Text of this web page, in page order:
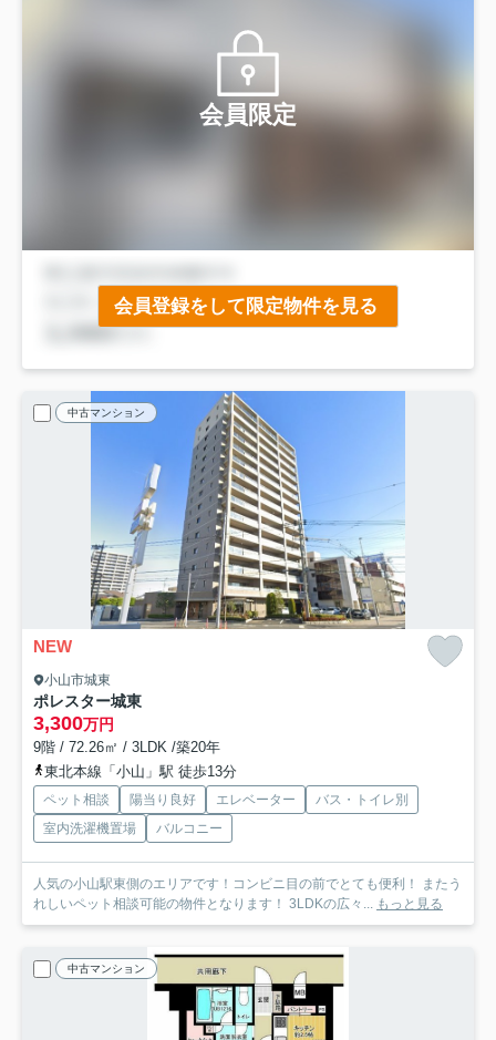
会員限定
会員登録をして限定物件を見る
中古マンション
NEW
小山市城東
ポレスター城東
3,300万円
9階 / 72.26㎡ / 3LDK /築20年
東北本線「小山」駅 徒歩13分
ペット相談 陽当り良好 エレベーター
バス・トイレ別
室内洗濯機置場
バルコニー
人気の小山駅東側のエリアです！コンビニ目の前でとても便利！ またう
れしいペット相談可能の物件となります！ 3LDKの広々... もっと見る
中古マンション